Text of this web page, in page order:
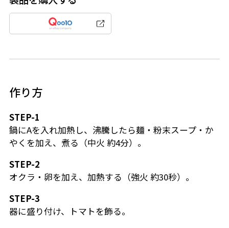
作り方
STEP-1
鍋にAを入れ加熱し、沸騰したら麺・粉末スープ・か
やくを加え、煮る（中火 約4分）。
STEP-2
オクラ・卵を加え、加熱する（強火 約30秒）。
STEP-3
器に盛り付け、トマトを飾る。